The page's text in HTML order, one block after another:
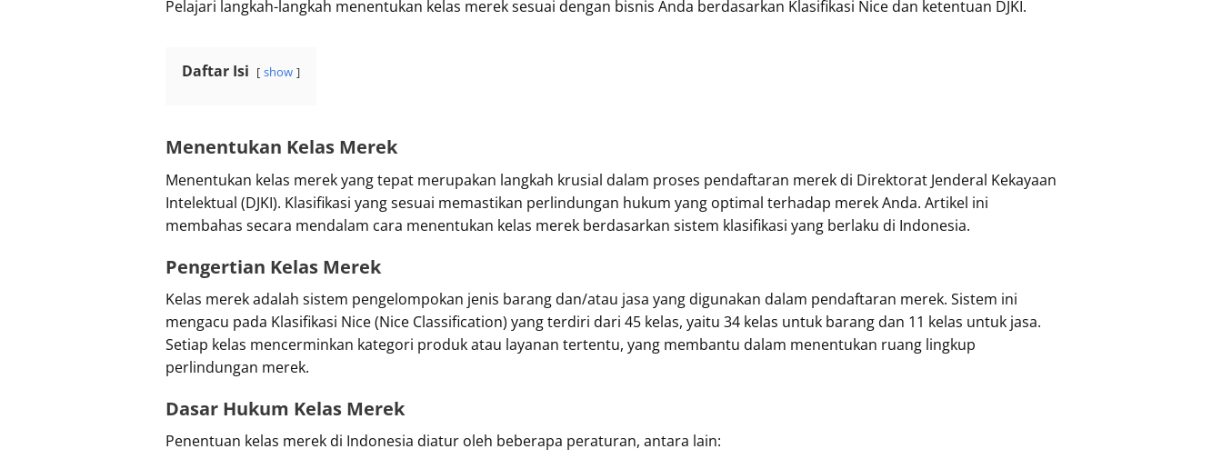
Pelajari langkah-langkah menentukan kelas merek sesuai dengan bisnis Anda berdasarkan Klasifikasi Nice dan ketentuan DJKI.
Daftar Isi show
Menentukan Kelas Merek
Menentukan kelas merek yang tepat merupakan langkah krusial dalam proses pendaftaran merek di Direktorat Jenderal Kekayaan
Intelektual (DJKI). Klasifikasi yang sesuai memastikan perlindungan hukum yang optimal terhadap merek Anda. Artikel ini
membahas secara mendalam cara menentukan kelas merek berdasarkan sistem klasifikasi yang berlaku di Indonesia.
Pengertian Kelas Merek
Kelas merek adalah sistem pengelompokan jenis barang dan/atau jasa yang digunakan dalam pendaftaran merek. Sistem ini
mengacu pada Klasifikasi Nice (Nice Classification) yang terdiri dari 45 kelas, yaitu 34 kelas untuk barang dan 11 kelas untuk jasa.
Setiap kelas mencerminkan kategori produk atau layanan tertentu, yang membantu dalam menentukan ruang lingkup
perlindungan merek.
Dasar Hukum Kelas Merek
Penentuan kelas merek di Indonesia diatur oleh beberapa peraturan, antara lain: